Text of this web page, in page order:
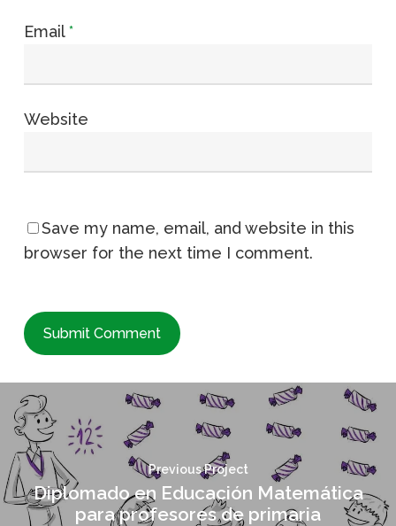
Email*
Website
Save my name, email, and website in this
browser for the next time I comment.
Previous Project
Diplomado en Educación Matemática
para profesores de primaria